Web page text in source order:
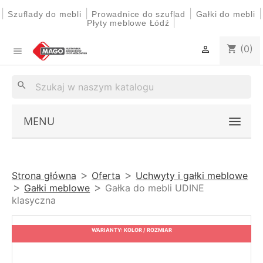
Szuflady do mebli Prowadnice do szuflad Gałki do mebli
Płyty meblowe Łódź
 shopping_cart (0)

search
MENU
Strona główna Oferta
Uchwyty i gałki meblowe
Gałki meblowe
Gałka do mebli UDINE
klasyczna
WARIANTY: KOLOR / ROZMIAR